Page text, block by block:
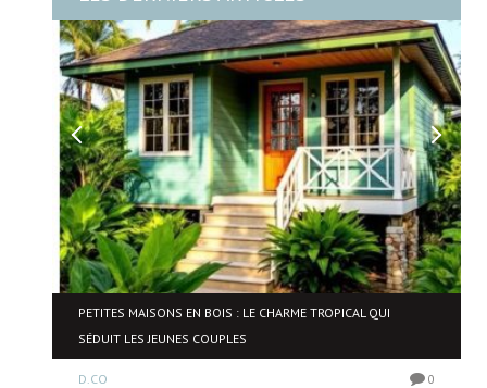
PETITES MAISONS EN BOIS : LE CHARME TROPICAL QUI
SÉDUIT LES JEUNES COUPLES
D.CO 0